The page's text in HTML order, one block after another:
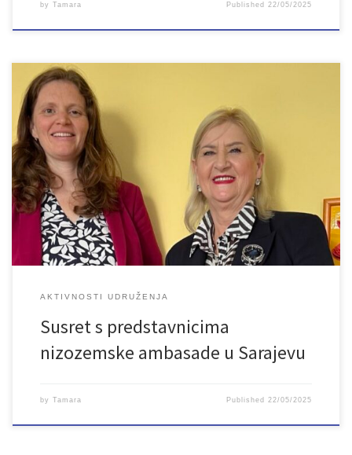
by Tamara Published22/05/2025
U prostorijama Udruženja LAN imali smo vrlo konstruktivan i
inspirativan susret s predstavnicima nizozemske ambasade u
Sarajevu. U dvosatnom razgovoru s Nona de Jonge, regionalnom
koordinatoricom za sigurnost razgovaralo se o radu Udruženja,
položaju mladih generalno u državi i Kantonu, te projektu kojeg
realiziramo s mladima u Bosanskoj Krupi a […]
AKTIVNOSTI UDRUŽENJA
Susret s predstavnicima
nizozemske ambasade u Sarajevu
by Tamara Published 22/05/2025